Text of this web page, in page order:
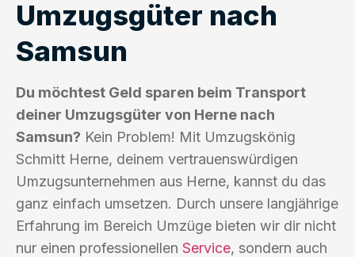
Umzugsgüter nach
Samsun
Du möchtest Geld sparen beim Transport
deiner Umzugsgüter von Herne nach
Samsun? Kein Problem! Mit Umzugskönig
Schmitt Herne, deinem vertrauenswürdigen
Umzugsunternehmen aus Herne, kannst du das
ganz einfach umsetzen. Durch unsere langjährige
Erfahrung im Bereich Umzüge bieten wir dir nicht
nur einen professionellen Service, sondern auch